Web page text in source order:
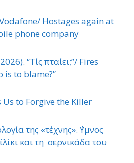
Vodafone/ Hostages again at
phone company
“Τίς πταίει;”/ Fires
is to blame?”
Us to Forgive the Killer
της «τέχνης». ΄Υμνος
και τη σερνικάδα του